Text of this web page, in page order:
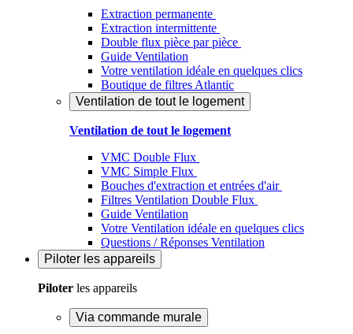
Extraction permanente
Extraction intermittente
Double flux pièce par pièce
Guide Ventilation
Votre ventilation idéale en quelques clics
Boutique de filtres Atlantic
Ventilation de tout le logement
Ventilation de tout le logement
VMC Double Flux
VMC Simple Flux
Bouches d'extraction et entrées d'air
Filtres Ventilation Double Flux
Guide Ventilation
Votre Ventilation idéale en quelques clics
Questions / Réponses Ventilation
Piloter les appareils
Piloter les appareils
Via commande murale